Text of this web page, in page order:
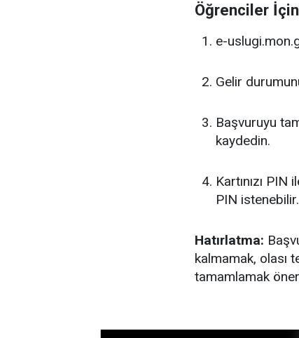
Öğrenciler
e-
Gelir
Başvuruyu
kaydedin.
Kartınızı
PIN istenebilir.
Hatırlatma:
kalmamak, olası
tamamlamak